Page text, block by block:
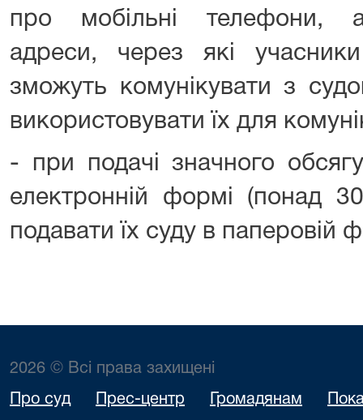
про мобільні телефони,
адреси, через які
зможуть комунікувати з
використовувати їх для
- при подачі значного
електронній формі (понад
подавати їх суду в паперовій
2026 © Всі права захищені
Про суд Прес-центр Громадянам